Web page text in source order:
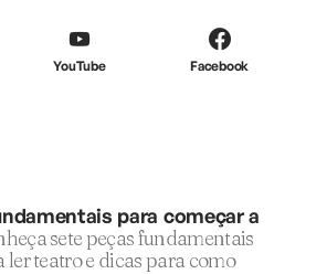
YouTube Facebook
para começar a
sete peças fundamentais
ler teatro e dicas para como